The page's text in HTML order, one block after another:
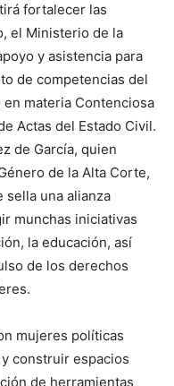
fortalecer las
el Ministerio de la
y asistencia para
de competencias del
materia Contenciosa
Actas del Estado Civil.
de García, quien
de la Alta Corte,
sella una alianza
munchas iniciativas
la educación, así
de los derechos
mujeres políticas
construir espacios
de herramientas